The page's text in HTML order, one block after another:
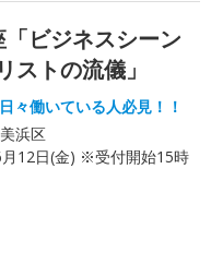
ビジネスシーン
ストの流儀」
々働いている人必見！！
浜区
12日(金) ※受付開始15時